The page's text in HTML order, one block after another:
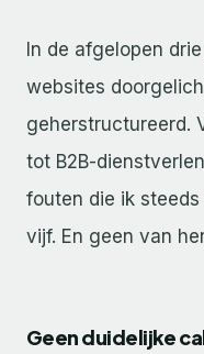
In de afgelopen
websites
geherstructureerd.
tot B2B-
fouten die ik
vijf. En geen van
Geen duidelijke